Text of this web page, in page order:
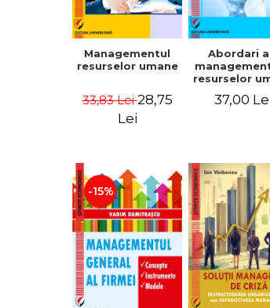
Managementul
resurselor umane
33,83 Lei28,75
Lei
Abordari
resurselor
37,00
-15%